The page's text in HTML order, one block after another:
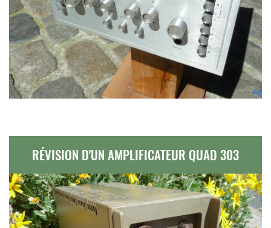
RÉVISION D'UN AMPLIFICATEUR QUAD 303